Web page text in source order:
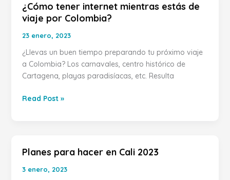
¿Cómo tener internet mientras estás de
viaje por Colombia?
23 enero, 2023
¿Llevas un buen tiempo preparando tu próximo viaje
a Colombia? Los carnavales, centro histórico de
Cartagena, playas paradisíacas, etc. Resulta
¿Cómo
tener
mientras
estás
de
viaje
Colombia?
Read Post »
Planes para hacer en Cali 2023
3 enero, 2023
Planes
hacer